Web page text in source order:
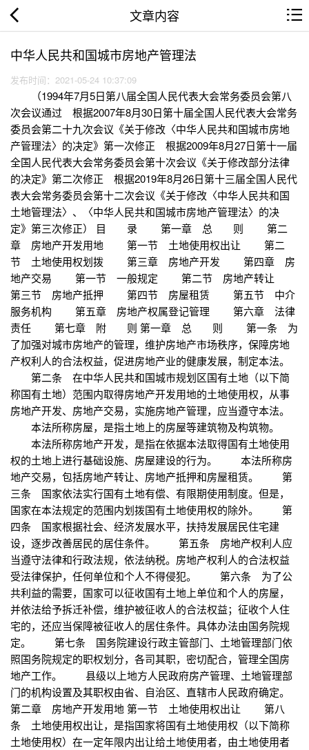
文章内容
中华人民共和国城市房地产管理法
发布时间：2021-05-24 10:37:09
（1994年7月5日第八届全国人民代表大会常务委员会第八
次会议通过 根据2007年8月30日第十届全国人民代表大会常务
委员会第二十九次会议《关于修改〈中华人民共和国城市房地
产管理法〉的决定》第一次修正 根据2009年8月27日第十一届
全国人民代表大会常务委员会第十次会议《关于修改部分法律
的决定》第二次修正 根据2019年8月26日第十三届全国人民代
表大会常务委员会第十二次会议《关于修改〈中华人民共和国
土地管理法〉、〈中华人民共和国城市房地产管理法〉的决
定》第三次修正） 目 录 第一章 总 则 第二
章 房地产开发用地 第一节 土地使用权出让 第二
节 土地使用权划拨 第三章 房地产开发 第四章 房
地产交易 第一节 一般规定 第二节 房地产转让
第三节 房地产抵押 第四节 房屋租赁 第五节 中介
服务机构 第五章 房地产权属登记管理 第六章 法律
责任 第七章 附 则 第一章 总 则 第一条 为
了加强对城市房地产的管理，维护房地产市场秩序，保障房地
产权利人的合法权益，促进房地产业的健康发展，制定本法。
第二条 在中华人民共和国城市规划区国有土地（以下简
称国有土地）范围内取得房地产开发用地的土地使用权，从事
房地产开发、房地产交易，实施房地产管理，应当遵守本法。
本法所称房屋，是指土地上的房屋等建筑物及构筑物。
本法所称房地产开发，是指在依据本法取得国有土地使用
权的土地上进行基础设施、房屋建设的行为。 本法所称房
地产交易，包括房地产转让、房地产抵押和房屋租赁。 第
三条 国家依法实行国有土地有偿、有限期使用制度。但是，
国家在本法规定的范围内划拨国有土地使用权的除外。 第
四条 国家根据社会、经济发展水平，扶持发展居民住宅建
设，逐步改善居民的居住条件。 第五条 房地产权利人应
当遵守法律和行政法规，依法纳税。房地产权利人的合法权益
受法律保护，任何单位和个人不得侵犯。 第六条 为了公
共利益的需要，国家可以征收国有土地上单位和个人的房屋，
并依法给予拆迁补偿，维护被征收人的合法权益；征收个人住
宅的，还应当保障被征收人的居住条件。具体办法由国务院规
定。 第七条 国务院建设行政主管部门、土地管理部门依
照国务院规定的职权划分，各司其职，密切配合，管理全国房
地产工作。 县级以上地方人民政府房产管理、土地管理部
门的机构设置及其职权由省、自治区、直辖市人民政府确定。
第二章 房地产开发用地 第一节 土地使用权出让 第八
条 土地使用权出让，是指国家将国有土地使用权（以下简称
土地使用权）在一定年限内出让给土地使用者，由土地使用者